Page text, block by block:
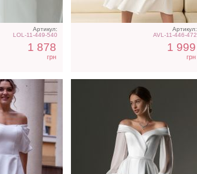
Артикул:
LOL-11-449-540
1 878
грн
Артикул:
AVL-11-446-472
1 999
грн